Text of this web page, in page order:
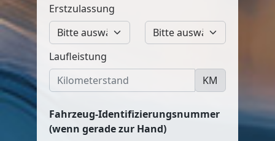
Erstzulassung
Laufleistung
KM
Fahrzeug-Identifizierungsnummer
(wenn gerade zur Hand)